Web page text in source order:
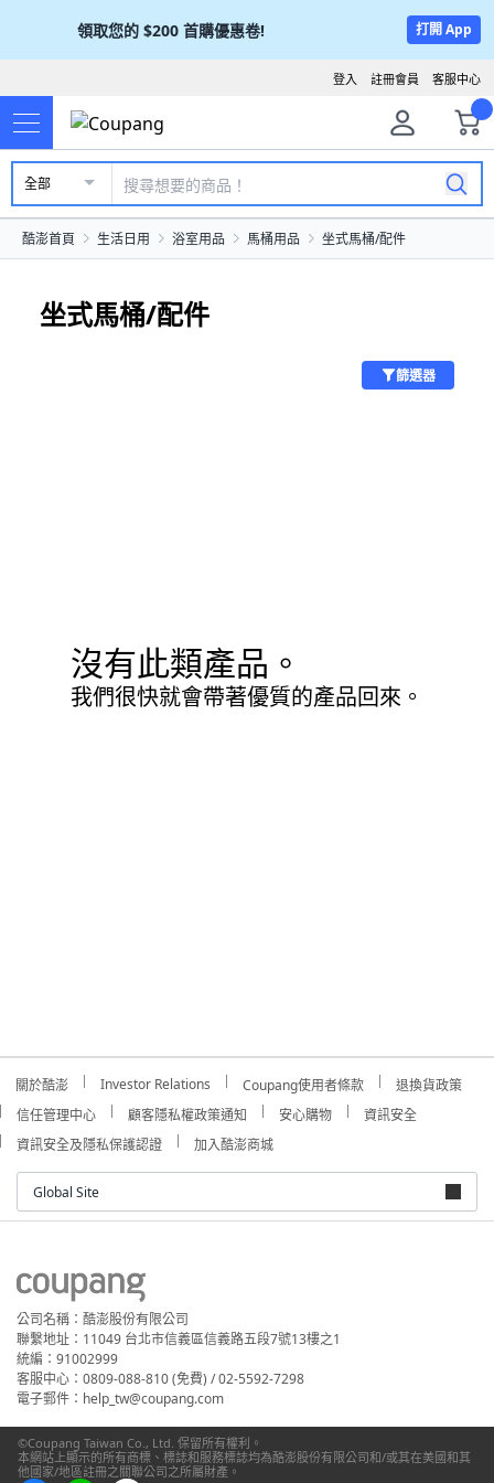
領取您的 $200 首購優惠卷! 打開 App
客服中心
註冊會員
登入
全部
酷澎首頁 生活日用 浴室用品 馬桶用品 坐式馬桶/配件
坐式馬桶/配件
篩選器
沒有此類產品。
我們很快就會帶著優質的產品回來。
關於酷澎 Investor Relations Coupang使用者條款
退換貨政策
信任管理中心
顧客隱私權政策通知 安心購物
資訊安全
資訊安全及隱私保護認證
加入酷澎商城
Global Site
公司名稱：酷澎股份有限公司
聯繫地址：11049 台北市信義區信義路五段7號13樓之1
統編：91002999
客服中心：0809-088-810 (免費) / 02-5592-7298
電子郵件：help_tw@coupang.com
©Coupang Taiwan Co., Ltd. 保留所有權利。
本網站上顯示的所有商標、標誌和服務標誌均為酷澎股份有限公司和/或其在美國和其
他國家/地區註冊之關聯公司之所屬財產。